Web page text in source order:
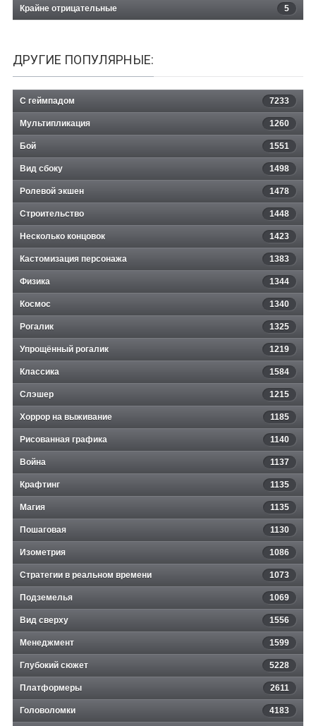
Крайне отрицательные 5
ДРУГИЕ ПОПУЛЯРНЫЕ:
С геймпадом 7233
Мультипликация 1260
Бой 1551
Вид сбоку 1498
Ролевой экшен 1478
Строительство 1448
Несколько концовок 1423
Кастомизация персонажа 1383
Физика 1344
Космос 1340
Рогалик 1325
Упрощённый рогалик 1219
Классика 1584
Слэшер 1215
Хоррор на выживание 1185
Рисованная графика 1140
Война 1137
Крафтинг 1135
Магия 1135
Пошаговая 1130
Изометрия 1086
Стратегии в реальном времени 1073
Подземелья 1069
Вид сверху 1556
Менеджмент 1599
Глубокий сюжет 5228
Платформеры 2611
Головоломки 4183